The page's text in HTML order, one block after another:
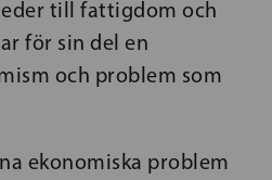
till fattigdom och
för sin del en
och problem som
ekonomiska problem